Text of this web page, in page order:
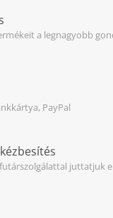
a legnagyobb
PayPal
juttatjuk